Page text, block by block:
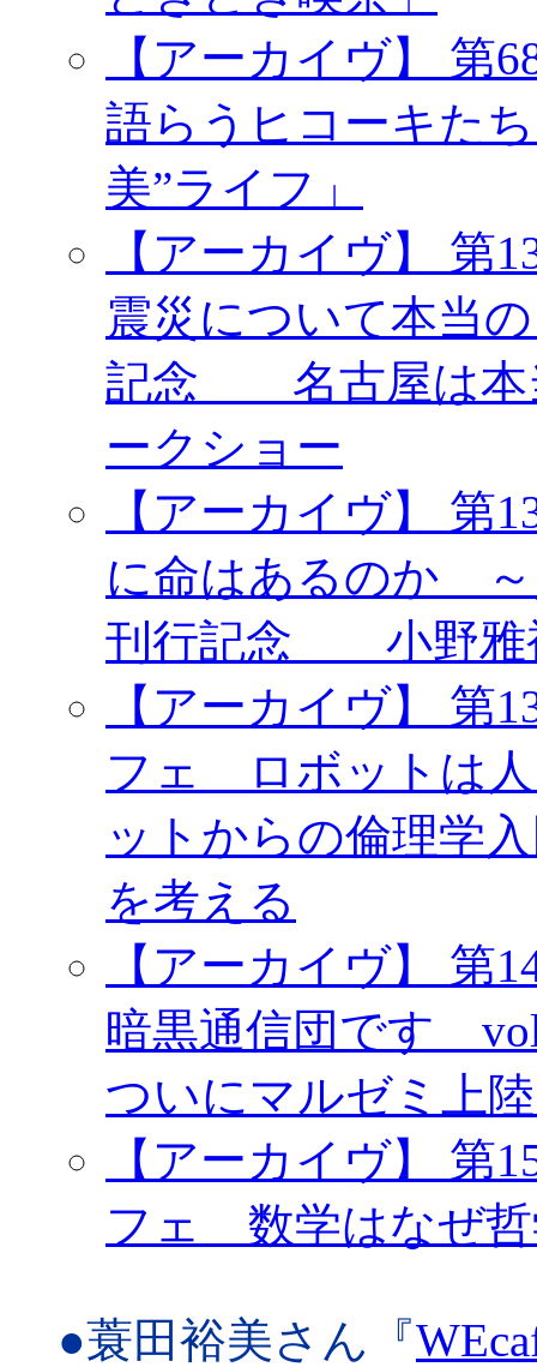
【アーカイヴ】 第
語らうヒコーキた
美”ライフ」
【アーカイヴ】
震災について本当
記念 名古屋は本
ークショー
【アーカイヴ】
に命はあるのか ～
刊行記念 小野雅
【アーカイヴ】
フェ ロボットは
ットからの倫理学
を考える
【アーカイヴ】 第
暗黒通信団です
ついにマルゼミ上
【アーカイヴ】
フェ 数学はなぜ哲
●蓑田裕美さん『